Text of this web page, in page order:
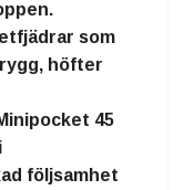
som
höfter
45
följsamhet